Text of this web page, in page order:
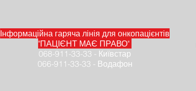
Інформаційна гаряча лінія для онкопацієнтів
"ПАЦІЄНТ МАЄ ПРАВО"
068-911-33-33 - Київстар
066-911-33-33 - Водафон